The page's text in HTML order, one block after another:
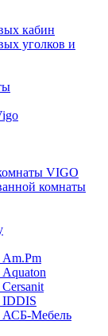
кабин
уголков и
VIGO
комнаты
IDDIS
АСБ-Мебель